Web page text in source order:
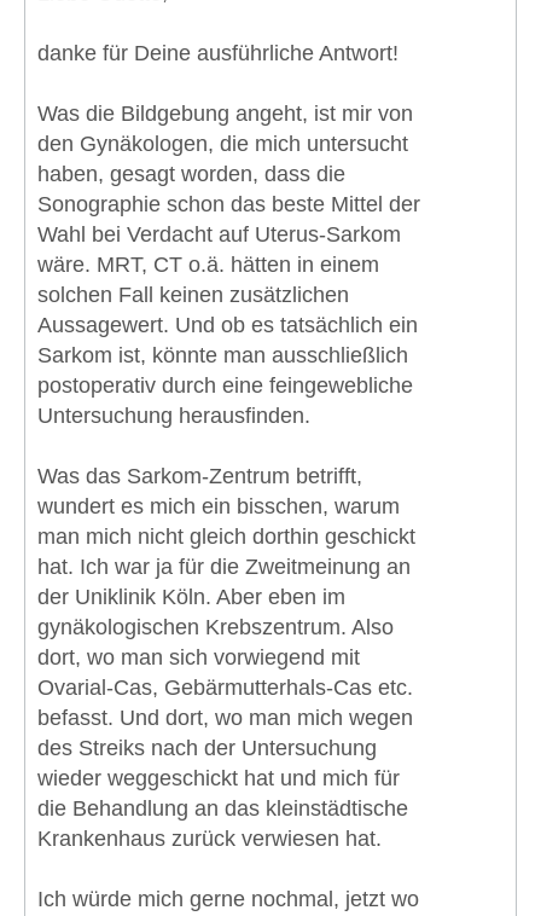
danke für Deine ausführliche Antwort!
Was die Bildgebung angeht, ist mir von
den Gynäkologen, die mich untersucht
haben, gesagt worden, dass die
Sonographie schon das beste Mittel der
Wahl bei Verdacht auf Uterus-Sarkom
wäre. MRT, CT o.ä. hätten in einem
solchen Fall keinen zusätzlichen
Aussagewert. Und ob es tatsächlich ein
Sarkom ist, könnte man ausschließlich
postoperativ durch eine feingewebliche
Untersuchung herausfinden.
Was das Sarkom-Zentrum betrifft,
wundert es mich ein bisschen, warum
man mich nicht gleich dorthin geschickt
hat. Ich war ja für die Zweitmeinung an
der Uniklinik Köln. Aber eben im
gynäkologischen Krebszentrum. Also
dort, wo man sich vorwiegend mit
Ovarial-Cas, Gebärmutterhals-Cas etc.
befasst. Und dort, wo man mich wegen
des Streiks nach der Untersuchung
wieder weggeschickt hat und mich für
die Behandlung an das kleinstädtische
Krankenhaus zurück verwiesen hat.
Ich würde mich gerne nochmal, jetzt wo